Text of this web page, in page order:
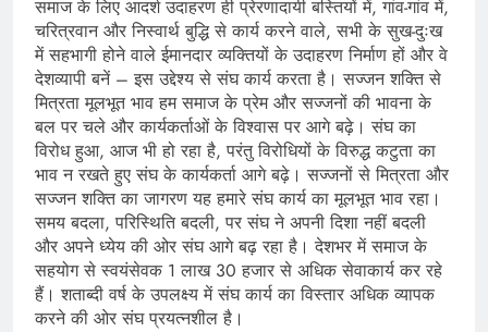
समाज के लिए आदर्श उदाहरण ही प्रेरणादायी बस्तियों में, गांव-गांव में,
चरित्रवान और निस्वार्थ बुद्धि से कार्य करने वाले, सभी के सुख-दुःख
में सहभागी होने वाले ईमानदार व्यक्तियों के उदाहरण निर्माण हों और वे
देशव्यापी बनें – इस उद्देश्य से संघ कार्य करता है। सज्जन शक्ति से
मित्रता मूलभूत भाव हम समाज के प्रेम और सज्जनों की भावना के
बल पर चले और कार्यकर्ताओं के विश्वास पर आगे बढ़े। संघ का
विरोध हुआ, आज भी हो रहा है, परंतु विरोधियों के विरुद्ध कटुता का
भाव न रखते हुए संघ के कार्यकर्ता आगे बढ़े। सज्जनों से मित्रता और
सज्जन शक्ति का जागरण यह हमारे संघ कार्य का मूलभूत भाव रहा।
समय बदला, परिस्थिति बदली, पर संघ ने अपनी दिशा नहीं बदली
और अपने ध्येय की ओर संघ आगे बढ़ रहा है। देशभर में समाज के
सहयोग से स्वयंसेवक 1 लाख 30 हजार से अधिक सेवाकार्य कर रहे
हैं। शताब्दी वर्ष के उपलक्ष्य में संघ कार्य का विस्तार अधिक व्यापक
करने की ओर संघ प्रयत्नशील है।